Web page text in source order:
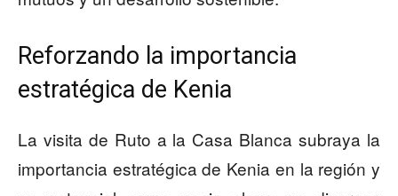
Reforzando la importancia
estratégica de Kenia
La visita de Ruto a la Casa Blanca subraya la
importancia estratégica de Kenia en la región y